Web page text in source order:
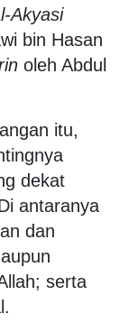
Akyasi
bin Hasan
oleh Abdul
itu,
dekat
antaranya
dan
serta